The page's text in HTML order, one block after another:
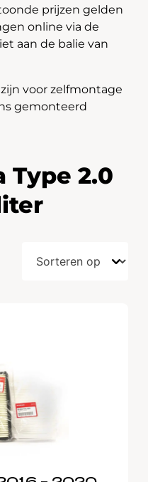
prijzen gelden
online via de
aan de balie van
voor zelfmontage
gemonteerd
Type 2.0